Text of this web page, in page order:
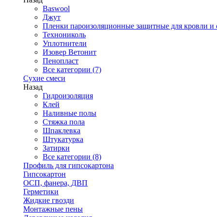
Baswool
Джут
Пленки пароизоляционные защитные для кровли и
Технониколь
Уплотнители
Изовер Ветонит
Пенопласт
Все категории (7)
Сухие смеси
Назад
Гидроизоляция
Клей
Наливные полы
Стяжка пола
Шпаклевка
Штукатурка
Затирки
Все категории (8)
Профиль для гипсокартона
Гипсокартон
ОСП, фанера, ДВП
Герметики
Жидкие гвозди
Монтажные пены